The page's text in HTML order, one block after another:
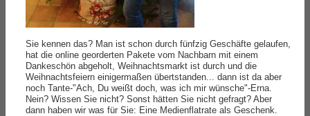
Sie kennen das? Man ist schon durch fünfzig Geschäfte gelaufen,
hat die online georderten Pakete vom Nachbarn mit einem
Dankeschön abgeholt, Weihnachtsmarkt ist durch und die
Weihnachtsfeiern einigermaßen übertstanden... dann ist da aber
noch Tante-"Ach, Du weißt doch, was ich mir wünsche"-Erna.
Nein? Wissen Sie nicht? Sonst hätten Sie nicht gefragt? Aber
dann haben wir was für Sie: Eine Medienflatrate als Geschenk.